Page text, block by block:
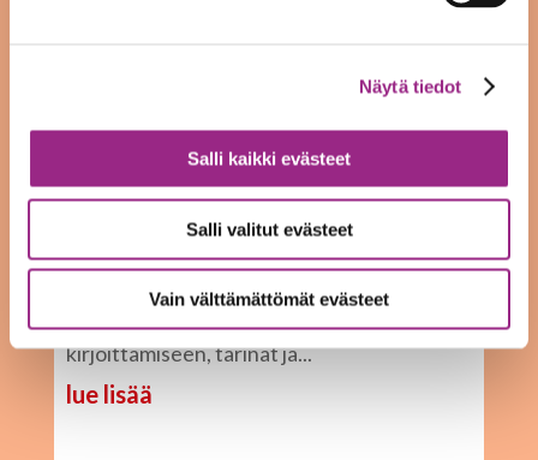
Näytä tiedot
Salli kaikki evästeet
Salli valitut evästeet
Vain välttämättömät evästeet
kolmen kerran luovan kirjoittamisen ryhmä.
Ryhmä on tarkoitettu 16-28-vuotiaille
nuorille. Ryhmä kokoontuu perjantaisin
13.2., 20.2. ja 27.2. klo 12-13.45. Ryhmien
teemat ovat: tutustutaan luovaan
kirjoittamiseen, tarinat ja...
lue lisää